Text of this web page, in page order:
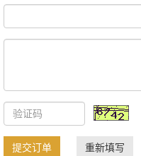
提交订单 重新填写